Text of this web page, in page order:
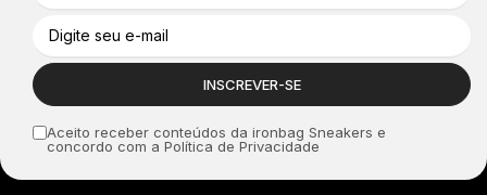
Aceito receber conteúdos da ironbag Sneakers e
concordo com a Política de Privacidade